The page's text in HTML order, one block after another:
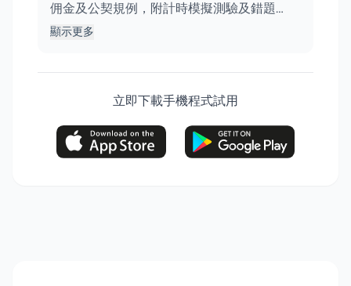
佣金及公契規例，附計時模擬測驗及錯題…
顯示更多
立即下載手機程式試用